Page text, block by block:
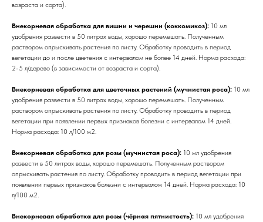
возраста и сорта).
Внекорневая обработка для вишни и черешни (коккомикоз): 10 мл
удобрения развести в 50 литрах воды, хорошо перемешать. Полученным
раствором опрыскивать растения по листу. Обработку проводить в период
вегетации до и после цветения с интервалом не более 14 дней. Норма расхода:
2-5 л/дерево (в зависимости от возраста и сорта).
Внекорневая обработка для цветочных растений (мучнистая роса): 10 мл
удобрения развести в 50 литрах воды, хорошо перемешать. Полученным
раствором опрыскивать растения по листу. Обработку проводить в период
вегетации при появлении первых признаков болезни с интервалом 14 дней.
Норма расхода: 10 л/100 м2.
Внекорневая обработка для розы (мучнистая роса): 10 мл удобрения
развести в 50 литрах воды, хорошо перемешать. Полученным раствором
опрыскивать растения по листу. Обработку проводить в период вегетации при
появлении первых признаков болезни с интервалом 14 дней. Норма расхода: 10
л/100 м2.
Внекорневая обработка для розы (чёрная пятнистость): 10 мл удобрения